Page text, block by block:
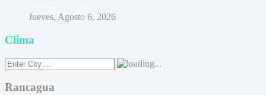
Jueves, Agosto 6, 2026
Clima
Rancagua